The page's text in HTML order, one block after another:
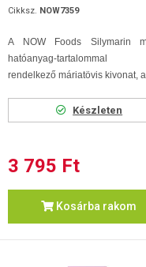
Cikksz. NOW7359
A NOW Foods Silymarin
hatóanyag-tartalommal
rendelkező máriatövis kivonat,
Készleten
3 795 Ft
Kosárba rakom